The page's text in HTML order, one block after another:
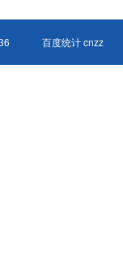
百度统计 cnzz